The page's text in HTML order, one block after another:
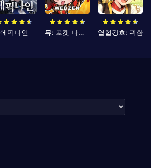
에픽나인 뮤: 포켓 나이츠 열혈강호: 귀환